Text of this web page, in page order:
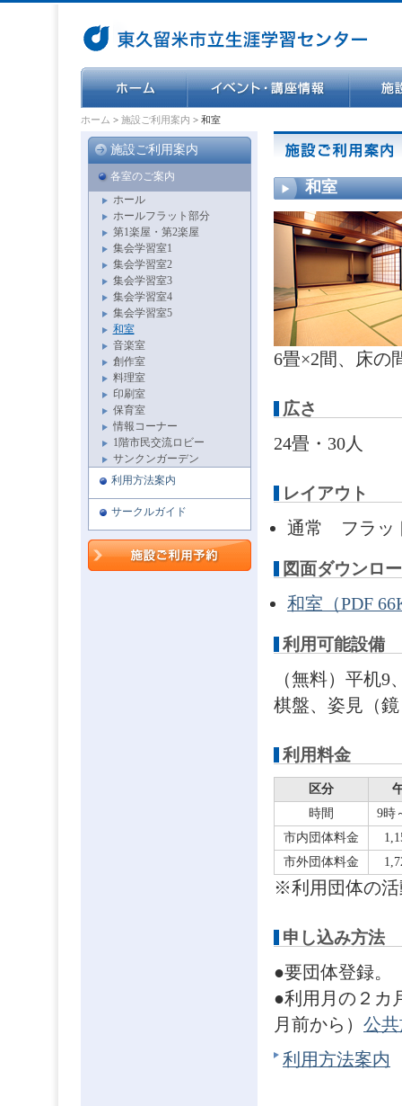
ホーム > 施設ご利用案内 > 和室
和室
6畳×2間、床の
広さ
24畳・30人
レイアウト
通常 フラッ
図面ダウンロ
和室（PDF
利用可能設備
（無料）平机
棋盤、姿見（
利用料金
区分
時間
9時
市内団体料金
市外団体料金
※利用団体の活
申し込み方法
●要団体登録。
●利用月の２カ
月前から） 公
利用方法案内
施設ご利用案内
各室のご案内
ホール
ホールフラット部分
第1楽屋・第2楽屋
集会学習室1
集会学習室2
集会学習室3
集会学習室4
集会学習室5
和室
音楽室
創作室
料理室
印刷室
保育室
情報コーナー
1階市民交流ロビー
サンクンガーデン
利用方法案内
サークルガイド